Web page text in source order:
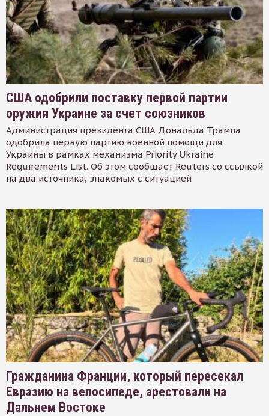
США одобрили поставку первой партии
оружия Украине за счет союзников
Администрация президента США Дональда Трампа
одобрила первую партию военной помощи для
Украины в рамках механизма Priority Ukraine
Requirements List. Об этом сообщает Reuters со ссылкой
на два источника, знакомых с ситуацией
Гражданина Франции, который пересекал
Евразию на велосипеде, арестовали на
Дальнем Востоке